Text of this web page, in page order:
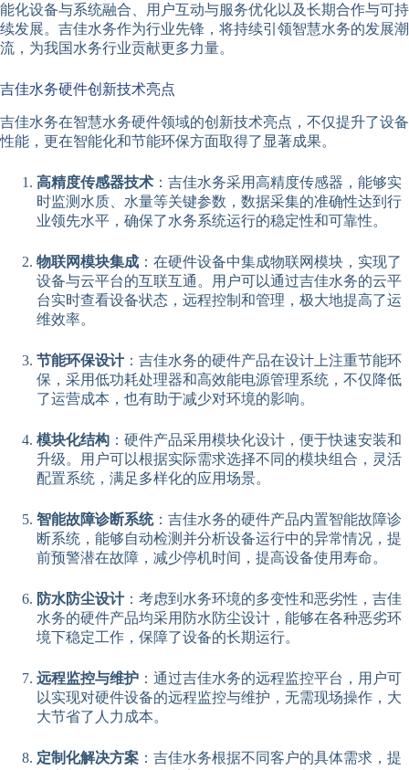
能化设备与系统融合、用户互动与服务优化以及长期合作与可持
续发展。吉佳水务作为行业先锋，将持续引领智慧水务的发展潮
流，为我国水务行业贡献更多力量。
吉佳水务硬件创新技术亮点
吉佳水务在智慧水务硬件领域的创新技术亮点，不仅提升了设备
性能，更在智能化和节能环保方面取得了显著成果。
高精度传感器技术 ：吉佳水务采用高精度传感器，能够实
时监测水质、水量等关键参数，数据采集的准确性达到行
业领先水平，确保了水务系统运行的稳定性和可靠性。
物联网模块集成 ：在硬件设备中集成物联网模块，实现了
设备与云平台的互联互通。用户可以通过吉佳水务的云平
台实时查看设备状态，远程控制和管理，极大地提高了运
维效率。
节能环保设计：吉佳水务的硬件产品在设计上注重节能环
保，采用低功耗处理器和高效能电源管理系统，不仅降低
了运营成本，也有助于减少对环境的影响。
模块化结构 ：硬件产品采用模块化设计，便于快速安装和
升级。用户可以根据实际需求选择不同的模块组合，灵活
配置系统，满足多样化的应用场景。
智能故障诊断系统：吉佳水务的硬件产品内置智能故障诊
断系统，能够自动检测并分析设备运行中的异常情况，提
前预警潜在故障，减少停机时间，提高设备使用寿命。
防水防尘设计：考虑到水务环境的多变性和恶劣性，吉佳
水务的硬件产品均采用防水防尘设计，能够在各种恶劣环
境下稳定工作，保障了设备的长期运行。
远程监控与维护 ：通过吉佳水务的远程监控平台，用户可
以实现对硬件设备的远程监控与维护，无需现场操作，大
大节省了人力成本。
定制化解决方案 ：吉佳水务根据不同客户的具体需求，提